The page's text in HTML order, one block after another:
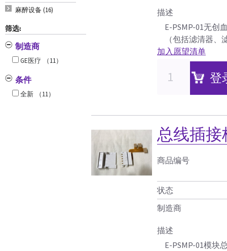
麻醉设备 (16)
筛选:
制造商
GE医疗 （11）
条件
全新 （11）
描述
E-PSMP-01无创
（包括滤清器、
加入愿望清单
登
总线插接
商品编号
状态
制造商
描述
E-PSMP-01模块